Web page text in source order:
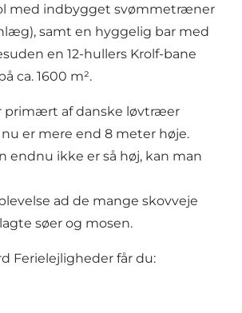
med indbygget svømmetræner
samt en hyggelig bar med
en 12-hullers Krolf-bane
ca. 1600 m².
primært af danske løvtræer
er mere end 8 meter høje.
endnu ikke er så høj, kan man
ad de mange skovveje
søer og mosen.
Ferielejligheder får du: